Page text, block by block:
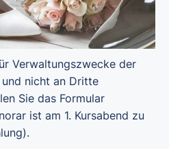
Verwaltungszwecke der
nicht an Dritte
Sie das Formular
ist am 1. Kursabend zu